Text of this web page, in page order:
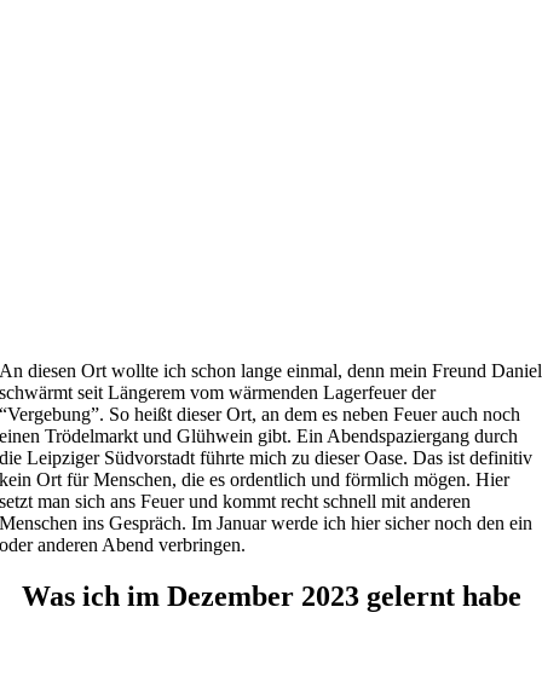
An diesen Ort wollte ich schon lange einmal, denn mein Freund Daniel
schwärmt seit Längerem vom wärmenden Lagerfeuer der
“Vergebung”. So heißt dieser Ort, an dem es neben Feuer auch noch
einen Trödelmarkt und Glühwein gibt. Ein Abendspaziergang durch
die Leipziger Südvorstadt führte mich zu dieser Oase. Das ist definitiv
kein Ort für Menschen, die es ordentlich und förmlich mögen. Hier
setzt man sich ans Feuer und kommt recht schnell mit anderen
Menschen ins Gespräch. Im Januar werde ich hier sicher noch den ein
oder anderen Abend verbringen.
Was ich im Dezember 2023 gelernt habe